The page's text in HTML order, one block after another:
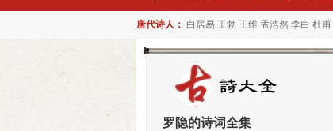
唐代诗人： 白居易 王勃 王维 孟浩然 李白 杜甫
罗隐的诗词全集